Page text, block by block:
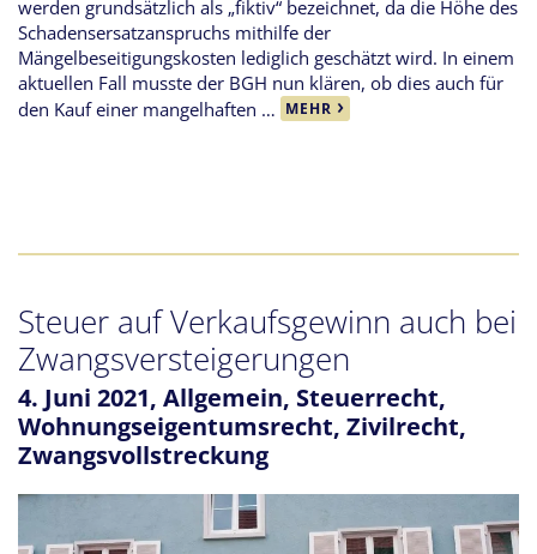
werden grundsätzlich als „fiktiv“ bezeichnet, da die Höhe des
Schadensersatzanspruchs mithilfe der
Mängelbeseitigungskosten lediglich geschätzt wird. In einem
aktuellen Fall musste der BGH nun klären, ob dies auch für
den Kauf einer mangelhaften … MEHR
Steuer auf Verkaufsgewinn auch bei
Zwangsversteigerungen
4. Juni 2021, Allgemein, Steuerrecht,
Wohnungseigentumsrecht, Zivilrecht,
Zwangsvollstreckung